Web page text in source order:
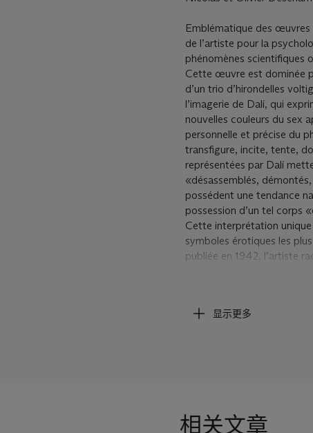
Emblématique des œuvres
de l’artiste pour la
phénomènes scientifiques
Cette œuvre est dominée
d’un trio d’hirondelles
l’imagerie de Dalí, qui
nouvelles couleurs du sex
personnelle et précise du
transfigure, incite, tente,
représentées par Dalí
«désassemblés,
possédent une tendance
possession d’un tel corps
Cette interprétation unique
symboles érotiques les
publiée en 1942, l’artiste
l’instrument simulant un
époque culturelle en plein
显示更多
相关文章